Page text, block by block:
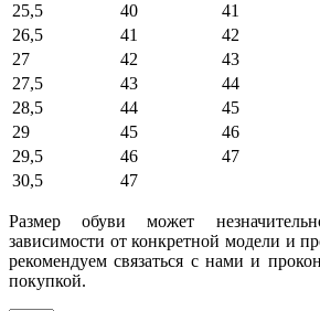
25,5
40
41
26,5
41
42
27
42
43
27,5
43
44
28,5
44
45
29
45
46
29,5
46
47
30,5
47
Размер обуви может
зависимости от конкретной модели и
рекомендуем связаться с нами и
покупкой.